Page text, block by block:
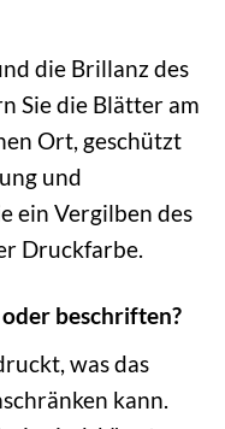
die Brillanz des
Sie die Blätter am
Ort, geschützt
und
ein Vergilben des
Druckfarbe.
beschriften?
was das
kann.